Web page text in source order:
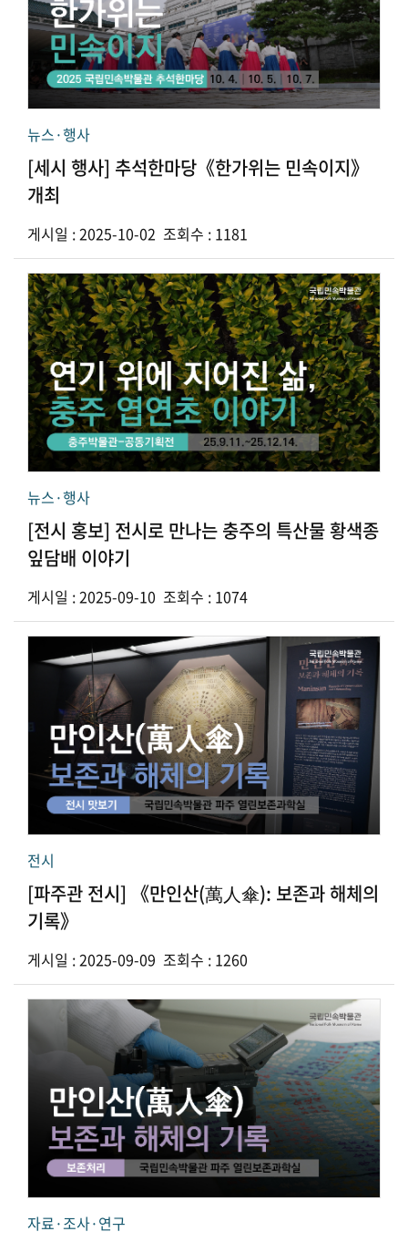
뉴스·행사
[세시 행사] 추석한마당《한가위는 민속이지》
개최
게시일 : 2025-10-02 조회수 : 1181
뉴스·행사
[전시 홍보] 전시로 만나는 충주의 특산물 황색종
잎담배 이야기
게시일 : 2025-09-10 조회수 : 1074
전시
[파주관 전시] 《만인산(萬人傘): 보존과 해체의
기록》
게시일 : 2025-09-09 조회수 : 1260
자료·조사·연구